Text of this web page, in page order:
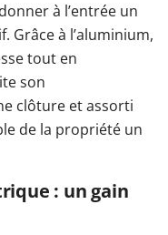
à l’entrée un
Grâce à l’aluminium,
tout en
son
clôture et assorti
de la propriété un
: un gain